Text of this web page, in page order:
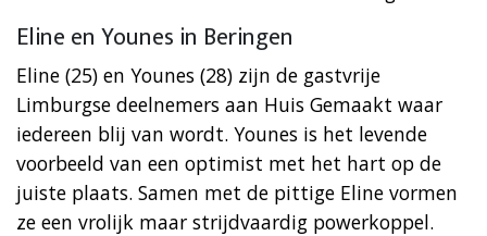
Eline en Younes in Beringen
Eline (25) en Younes (28) zijn de gastvrije
Limburgse deelnemers aan Huis Gemaakt waar
iedereen blij van wordt. Younes is het levende
voorbeeld van een optimist met het hart op de
juiste plaats. Samen met de pittige Eline vormen
ze een vrolijk maar strijdvaardig powerkoppel.